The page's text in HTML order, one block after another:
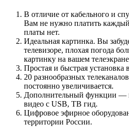
В отличие от кабельного и
Вам не нужно платить
платы нет.
Идеальная картинка. Вы
телевизоре, плохая погода
картинку на вашем
Простая и быстрая установка
20 разнообразных
постоянно увеличивается.
Дополнительный функции —
видео с USB, ТВ гид.
Цифровое эфирное
территории России.